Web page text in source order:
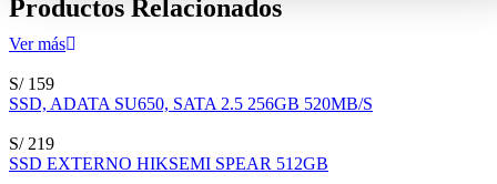
Productos Relacionados
Ver más
S/ 159
SSD, ADATA SU650, SATA 2.5 256GB 520MB/S
S/ 219
SSD EXTERNO HIKSEMI SPEAR 512GB